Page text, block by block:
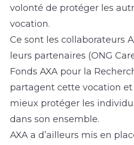
volonté de protéger les
vocation.
Ce sont les collaborateurs
leurs partenaires (ONG
Fonds AXA pour la
partagent cette vocation et
mieux protéger les
dans son ensemble.
AXA a d’ailleurs mis en